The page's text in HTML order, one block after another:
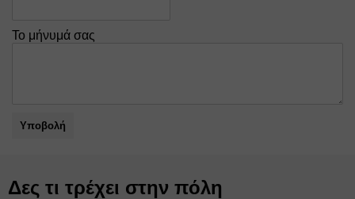
Το μήνυμά σας
Υποβολή
Δες τι τρέχει στην πόλη